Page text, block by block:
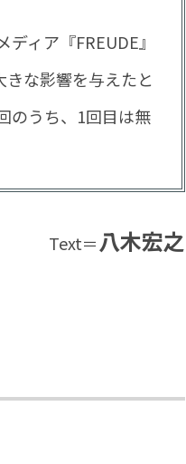
ィア『FREUDE』
な影響を与えたと
のうち、1回目は無
Text＝八木宏之